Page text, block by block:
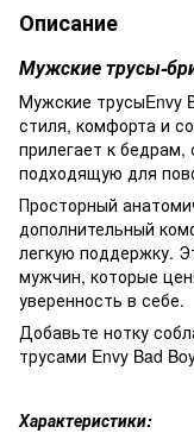
Описание
Мужские трусы-
Мужские трусыEnvy
стиля, комфорта и
прилегает к бедрам,
подходящую для
Просторный
дополнительный
легкую поддержку.
мужчин, которые
уверенность в себе.
Добавьте нотку
трусами Envy Bad
Характеристики: